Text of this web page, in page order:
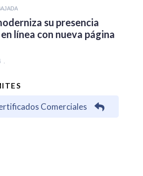
su presencia
línea con nueva página
Comerciales